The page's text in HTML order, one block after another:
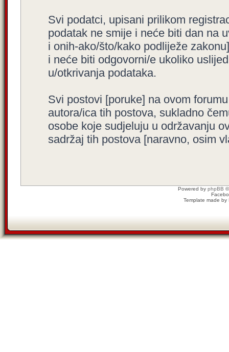
Svi podatci, upisani prilikom
podatak ne smije i neće biti dan na
i onih-ako/što/kako podliježe
i neće biti odgovorni/e ukoliko
u/otkrivanja podataka.
Svi postovi [poruke] na ovom
autora/ica tih postova, sukladno
osobe koje sudjeluju u održavanju
sadržaj tih postova [naravno, osim
Powered by phpBB
Template made by